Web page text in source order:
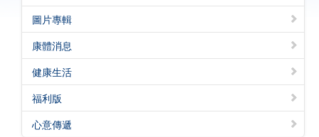
電子書版
警聲特刊
圖片專輯
康體消息
健康生活
福利版
心意傳遞